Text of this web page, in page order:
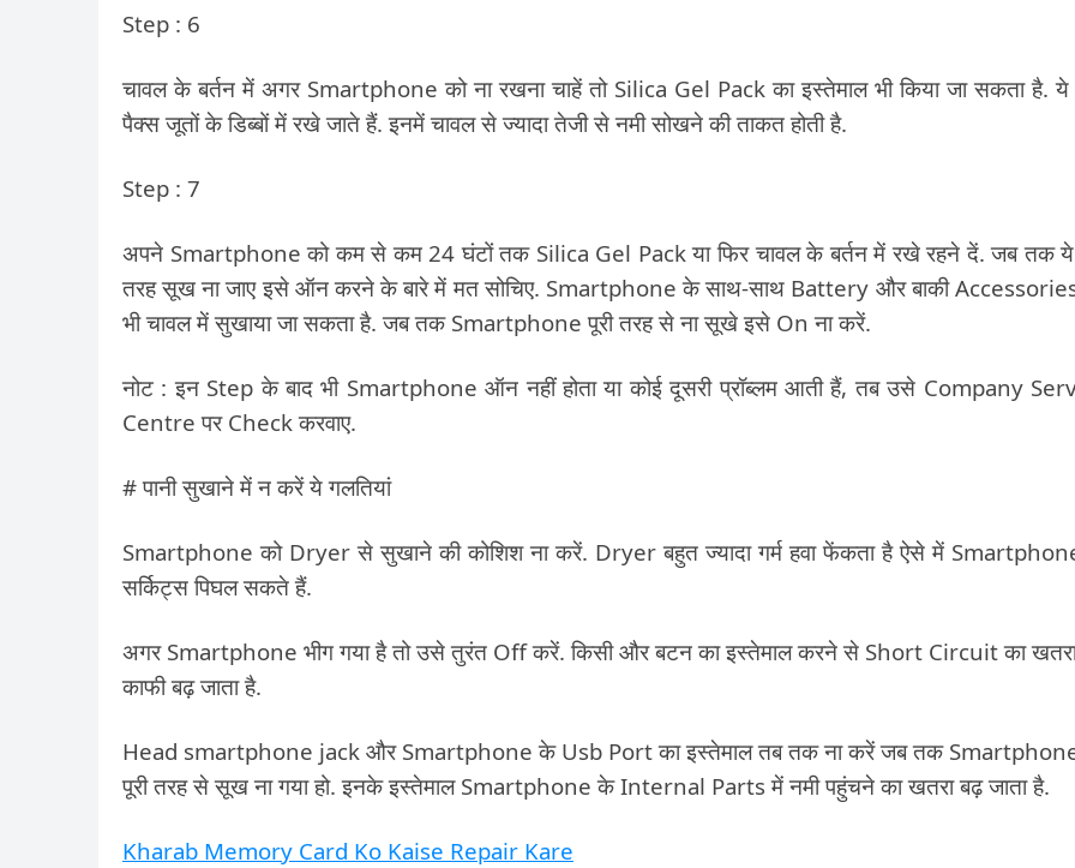
Step : 6
चावल के बर्तन में अगर Smartphone को ना रखना चाहें तो Silica Gel Pack का इस्तेमाल भी किया जा सकता है.
पैक्स जूतों के डिब्बों में रखे जाते हैं. इनमें चावल से ज्यादा तेजी से नमी सोखने की ताकत होती है.
Step : 7
अपने Smartphone को कम से कम 24 घंटों तक Silica Gel Pack या फिर चावल के बर्तन में रखे रहने दें. जब तक ये
तरह सूख ना जाए इसे ऑन करने के बारे में मत सोचिए. Smartphone के साथ-साथ Battery और बाकी
भी चावल में सुखाया जा सकता है. जब तक Smartphone पूरी तरह से ना सूखे इसे On ना करें.
नोट : इन Step के बाद भी Smartphone ऑन नहीं होता या कोई दूसरी प्रॉब्लम आती हैं, तब उसे Company
Centre पर Check करवाए.
# पानी सुखाने में न करें ये गलतियां
Smartphone को Dryer से सुखाने की कोशिश ना करें. Dryer बहुत ज्यादा गर्म हवा फेंकता है ऐसे में
सर्किट्स पिघल सकते हैं.
अगर Smartphone भीग गया है तो उसे तुरंत Off करें. किसी और बटन का इस्तेमाल करने से Short Circuit का
काफी बढ़ जाता है.
Head smartphone jack और Smartphone के Usb Port का इस्तेमाल तब तक ना करें जब तक
पूरी तरह से सूख ना गया हो. इनके इस्तेमाल Smartphone के Internal Parts में नमी पहुंचने का खतरा बढ़ जाता है.
Kharab Memory Card Ko Kaise Repair Kare